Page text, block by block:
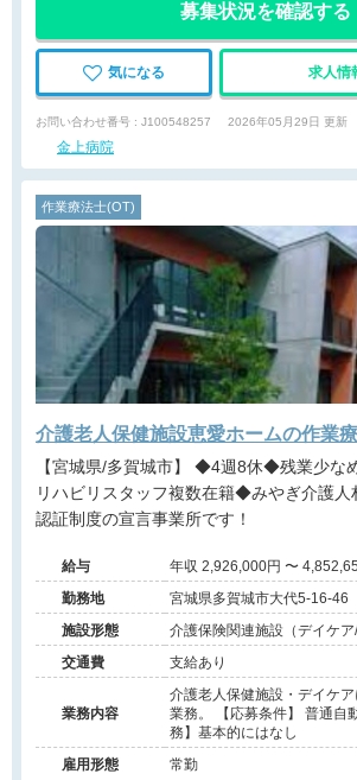
募集状況を確認する
気になる 求人情
お問い合わせ番号 : J100548257 2026年05月29日 更新
金上病院
作業療法士(OT)
介護老人保健施設恵愛ホームの作業
【宮城県/多賀城市】 ◆4週8休◆残業少なめ◆住宅手当あり◆
リハビリスタッフ複数在籍◆みやぎ介護人
認証制度の宣言事業所です！
給与
年収 2,926,000円 〜
勤務地
宮城県多賀城市大代5-16-46
施設形態
介護保険関連施設（デイケア
交通費
支給あり
業務内容
介護老人保健施設・デイケ
業務。 【応募条件】 普通自
務】基本的にはなし
雇用形態
常勤